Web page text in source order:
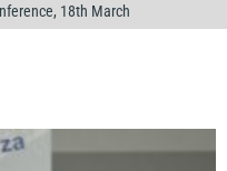
18th March